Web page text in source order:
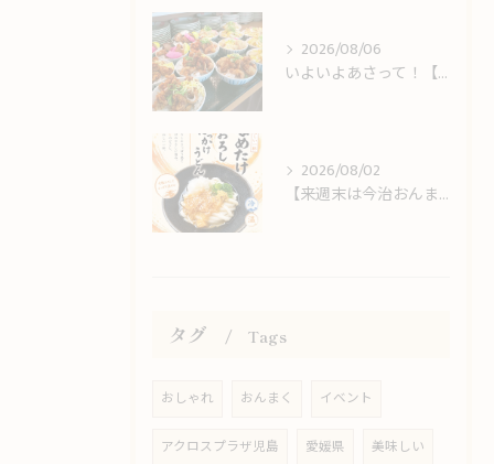
2026/08/06
いよいよあさって！【今治おんまく】＆しまなみ海道観光のお客様をお出迎え！
2026/08/02
【来週末は今治おんまく！】猛暑の休日ランチは冷やしうどんでサッパリと
タグ Tags
おしゃれ おんまく イベント
アクロスプラザ児島 愛媛県 美味しい